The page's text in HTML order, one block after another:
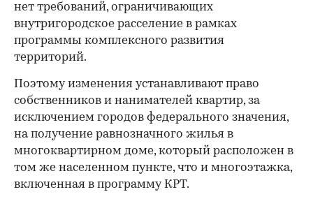
нет требований, ограничивающих
внутригородское расселение в рамках
программы комплексного развития
территорий.
Поэтому изменения устанавливают право
собственников и нанимателей квартир, за
исключением городов федерального значения,
на получение равнозначного жилья в
многоквартирном доме, который расположен в
том же населенном пункте, что и многоэтажка,
включенная в программу КРТ.